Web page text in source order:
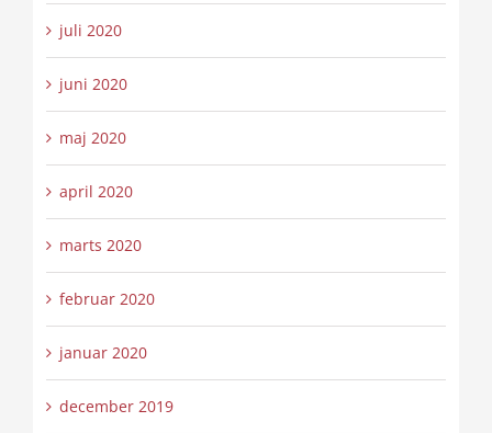
juli 2020
juni 2020
maj 2020
april 2020
marts 2020
februar 2020
januar 2020
december 2019